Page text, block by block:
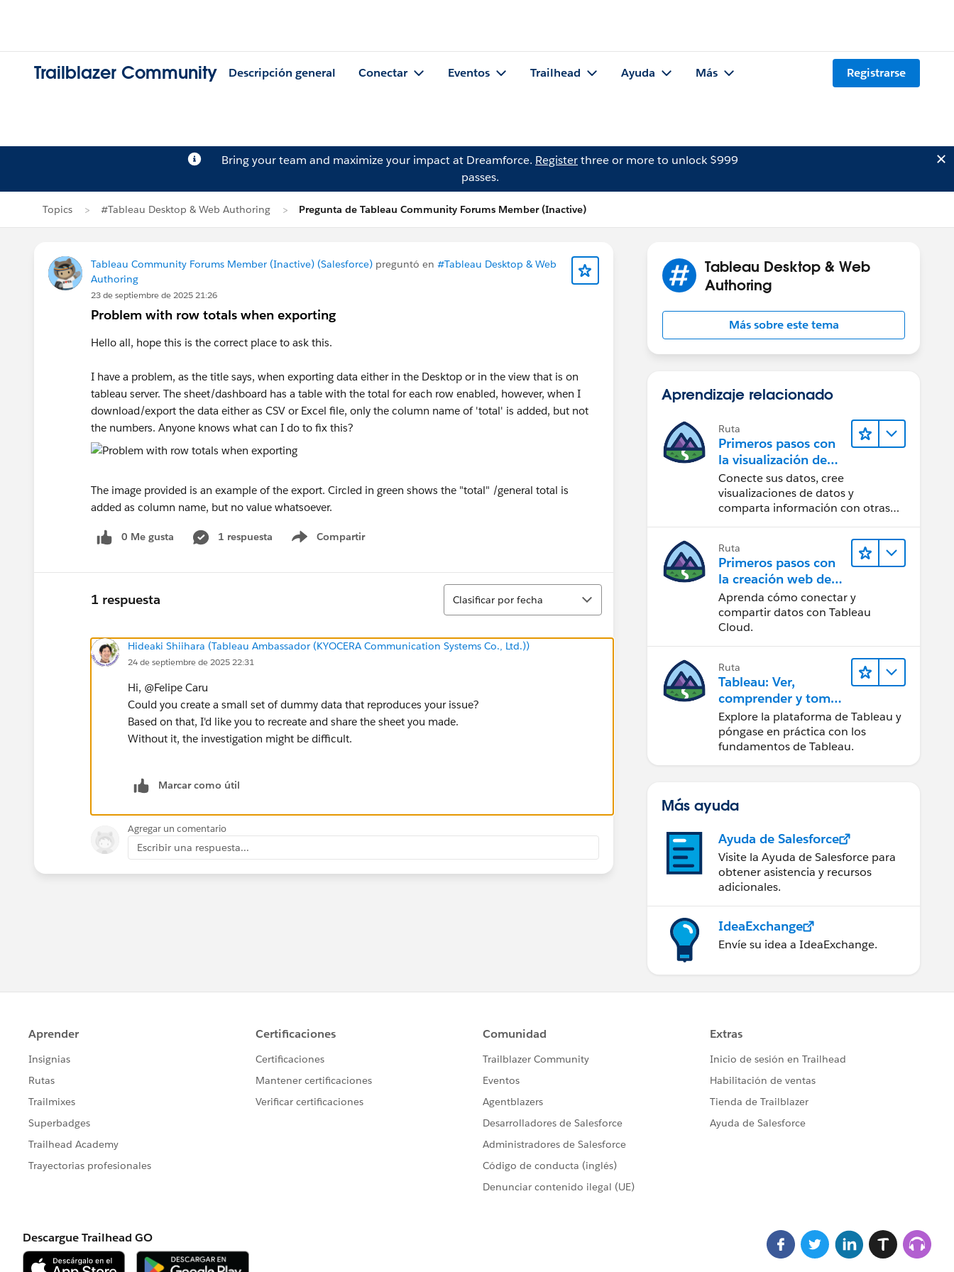
Trailblazer Community Descripción general Conectar Eventos Trailhead Ayuda Más Registrarse
Bring your team and maximize your impact at Dreamforce. Registerthree or more to unlock $999
passes.
Topics #Tableau Desktop & Web Authoring Pregunta de Tableau Community Forums Member (Inactive)
Tableau Community Forums Member (Inactive) (Salesforce) preguntó en #Tableau Desktop & Web
Authoring
23 de septiembre de 2025 21:26
Problem with row totals when exporting
Hello all, hope this is the correct place to ask this.
I have a problem, as the title says, when exporting data either in the Desktop or in the view that is on
tableau server. The sheet/dashboard has a table with the total for each row enabled, however, when I
download/export the data either as CSV or Excel file, only the column name of 'total' is added, but not
the numbers. Anyone knows what can I do to fix this?
The image provided is an example of the export. Circled in green shows the "total" /general total is
added as column name, but no value whatsoever.
0 Me gusta 1 respuesta Compartir
Show menu
1 respuesta
Ordenar
Clasificar por fecha
Hideaki Shiihara (Tableau Ambassador (KYOCERA Communication Systems Co., Ltd.))
24 de septiembre de 2025 22:31
Hi, @Felipe Caru​
Could you create a small set of dummy data that reproduces your issue?
Based on that, I'd like you to recreate and share the sheet you made.
Without it, the investigation might be difficult.
Marcar como útil
Agregar un comentario
Escribir una respuesta...
Tableau Desktop & Web
Authoring
Más sobre este tema
Aprendizaje relacionado
Ruta
Primeros pasos con
la visualización de
datos en Tableau
Desktop
Conecte sus datos, cree
visualizaciones de datos y
comparta información con otras
Ruta
Primeros pasos con
la creación web de
Tableau Cloud
Aprenda cómo conectar y
compartir datos con Tableau
Cloud.
Ruta
Tableau: Ver,
comprender y tomar
medidas a partir de
los datos
Explore la plataforma de Tableau y
póngase en práctica con los
fundamentos de Tableau.
Más ayuda
Ayuda de Salesforce
Visite la Ayuda de Salesforce para
obtener asistencia y recursos
adicionales.
IdeaExchange
Envíe su idea a IdeaExchange.